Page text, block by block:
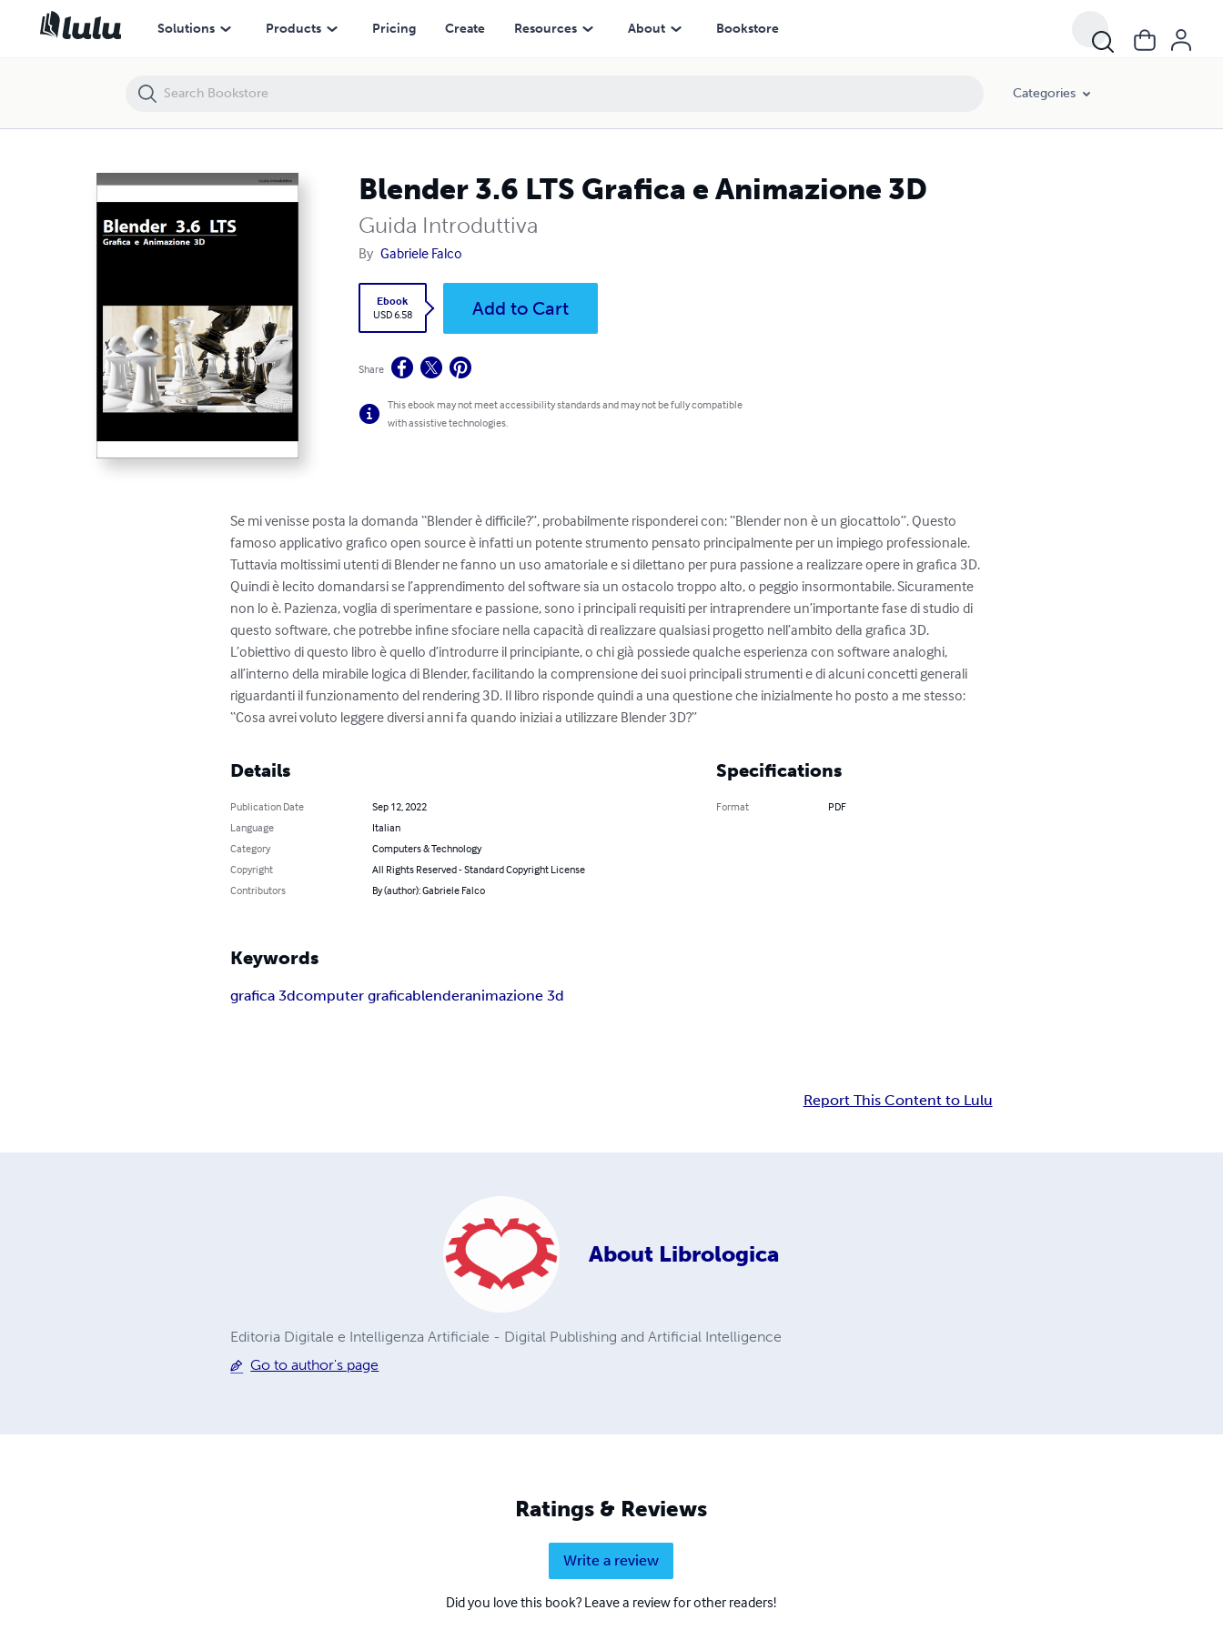
Solutions Products Pricing Create Resources About Bookstore
Categories
Blender 3.6 LTS Grafica e Animazione 3D
Guida Introduttiva
By Gabriele Falco
Ebook
USD 6.58
Add to Cart
Share
This ebook may not meet accessibility standards and may not be fully compatible
with assistive technologies.
Se mi venisse posta la domanda “Blender è difficile?”, probabilmente risponderei con: “Blender non è un giocattolo”. Questo
famoso applicativo grafico open source è infatti un potente strumento pensato principalmente per un impiego professionale.
Tuttavia moltissimi utenti di Blender ne fanno un uso amatoriale e si dilettano per pura passione a realizzare opere in grafica 3D.
Quindi è lecito domandarsi se l’apprendimento del software sia un ostacolo troppo alto, o peggio insormontabile. Sicuramente
non lo è. Pazienza, voglia di sperimentare e passione, sono i principali requisiti per intraprendere un’importante fase di studio di
questo software, che potrebbe infine sfociare nella capacità di realizzare qualsiasi progetto nell’ambito della grafica 3D.
L’obiettivo di questo libro è quello d’introdurre il principiante, o chi già possiede qualche esperienza con software analoghi,
all’interno della mirabile logica di Blender, facilitando la comprensione dei suoi principali strumenti e di alcuni concetti generali
riguardanti il funzionamento del rendering 3D. Il libro risponde quindi a una questione che inizialmente ho posto a me stesso:
“Cosa avrei voluto leggere diversi anni fa quando iniziai a utilizzare Blender 3D?”
Details
Publication Date
Sep 12, 2022
Language
Italian
Category
Computers & Technology
Copyright
All Rights Reserved - Standard Copyright License
Contributors
By (author): Gabriele Falco
Specifications
Format PDF
Keywords
grafica 3dcomputer graficablenderanimazione 3d
Report This Content to Lulu
About Librologica
Editoria Digitale e Intelligenza Artificiale - Digital Publishing and Artificial Intelligence
Go to author's page
Ratings & Reviews
Write a review
Did you love this book? Leave a review for other readers!
Blender 3.6 LTS Grafica e Animazione 3D